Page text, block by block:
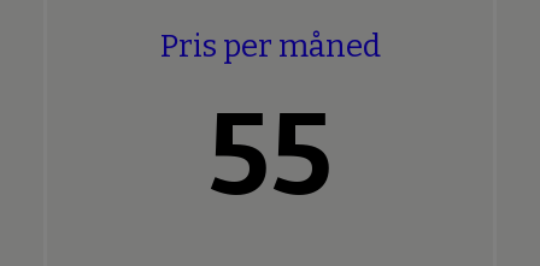
Pris per måned
55